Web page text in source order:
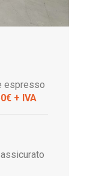
espresso
+ IVA